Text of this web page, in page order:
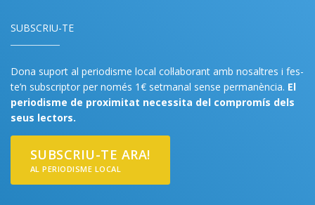
SUBSCRIU-TE
Dona suport al periodisme local col·laborant amb nosaltres i fes-
te’n subscriptor per només 1€ setmanal sense permanència. El
periodisme de proximitat necessita del compromís dels
seus lectors.
SUBSCRIU-TE ARA!
AL PERIODISME LOCAL